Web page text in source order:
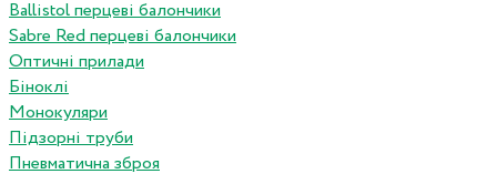
Ballistol перцеві балончики
Sabre Red перцеві балончики
Оптичні прилади
Біноклі
Монокуляри
Підзорні труби
Пневматична зброя